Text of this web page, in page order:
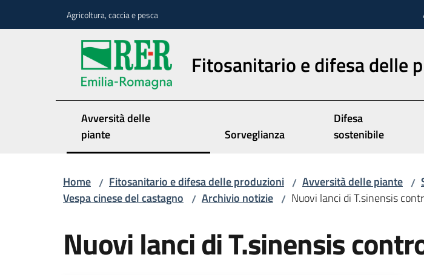
Agricoltura, caccia e pesca
Fitosanitario e difesa delle
Avversità delle
piante
Sorveglianza
Difesa
sostenibile
Home / Fitosanitario e difesa delle produzioni / Avversità delle piante /
Vespa cinese del castagno / Archivio notizie / Nuovi lanci di T.sinensis
Nuovi lanci di T.sinensis